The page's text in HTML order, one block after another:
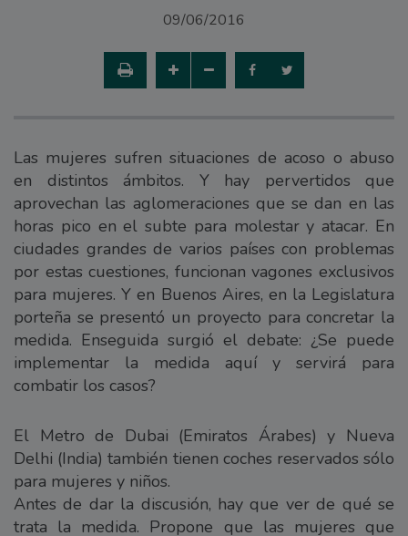
09/06/2016
Las mujeres sufren situaciones de acoso o abuso
en distintos ámbitos. Y hay pervertidos que
aprovechan las aglomeraciones que se dan en las
horas pico en el subte para molestar y atacar. En
ciudades grandes de varios países con problemas
por estas cuestiones, funcionan vagones exclusivos
para mujeres. Y en Buenos Aires, en la Legislatura
porteña se presentó un proyecto para concretar la
medida. Enseguida surgió el debate: ¿Se puede
implementar la medida aquí y servirá para
combatir los casos?
El Metro de Dubai (Emiratos Árabes) y Nueva
Delhi (India) también tienen coches reservados sólo
para mujeres y niños.
Antes de dar la discusión, hay que ver de qué se
trata la medida. Propone que las mujeres que